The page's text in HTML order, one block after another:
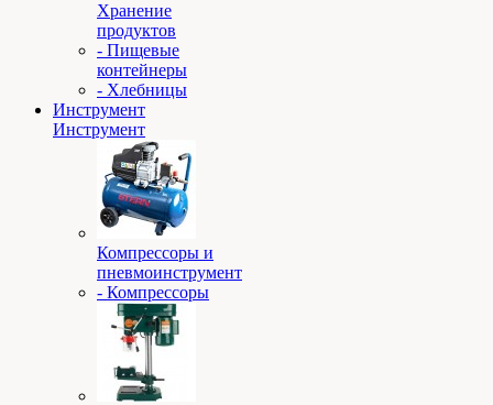
Хранение
продуктов
- Пищевые
контейнеры
- Хлебницы
Инструмент
Инструмент
Компрессоры и
пневмоинструмент
- Компрессоры